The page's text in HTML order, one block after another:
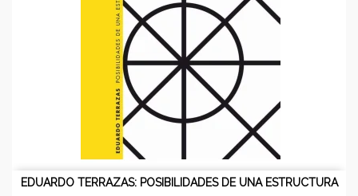
EDUARDO TERRAZAS: POSIBILIDADES DE UNA ESTRUCTURA